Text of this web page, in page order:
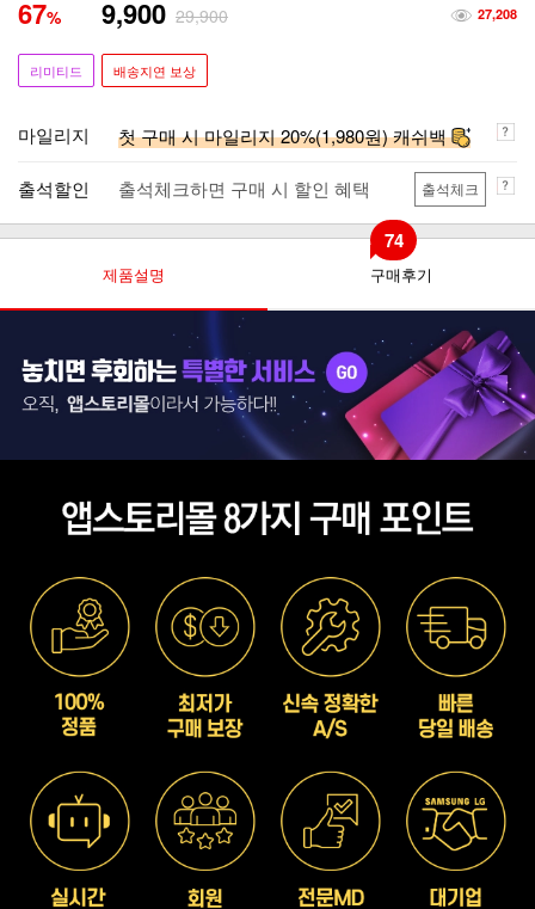
67% 9,900 29,900 27,208
리미티드 배송지연 보상
마일리지 첫 구매 시 마일리지 20%(1,980원) 캐쉬백
출석할인 출석체크하면 구매 시 할인 혜택 출석체크
제품설명 구매후기
74